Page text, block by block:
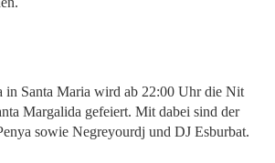
in Santa Maria wird ab 22:00 Uhr die Nit
Margalida gefeiert. Mit dabei sind der
sowie Negreyourdj und DJ Esburbat.